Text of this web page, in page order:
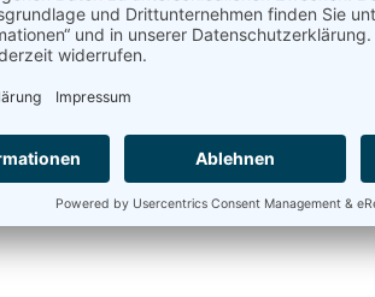
mit euch
Abdecken sowie Spülmaschine bedienen